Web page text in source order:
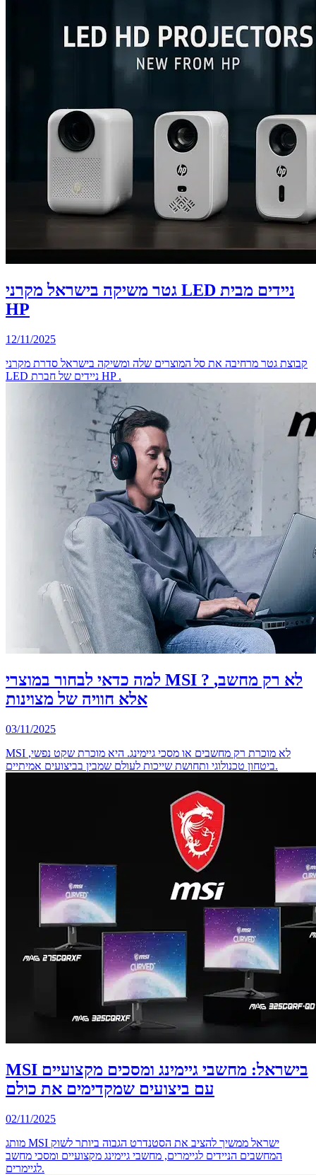
גטר משיקה בישראל מקרני LED ניידים מבית
HP
12/11/2025
קבוצת גטר מרחיבה את סל המוצרים שלה ומשיקה בישראל סדרת מקרני
LED ניידים של חברת HP .
למה כדאי לבחור במוצרי MSI ? לא רק מחשב,
אלא חוויה של מצוינות
03/11/2025
MSI לא מוכרת רק מחשבים או מסכי גיימינג. היא מוכרת שקט נפשי,
ביטחון טכנולוגי ותחושת שייכות לעולם שמבין בביצועים אמיתיים.
MSI בישראל: מחשבי גיימינג ומסכים מקצועיים
עם ביצועים שמקדימים את כולם
02/11/2025
מותג MSI ישראל ממשיך להציב את הסטנדרט הגבוה ביותר לשוק
המחשבים הניידים לגיימרים, מחשבי גיימינג מקצועיים ומסכי מחשב
לגיימרים.